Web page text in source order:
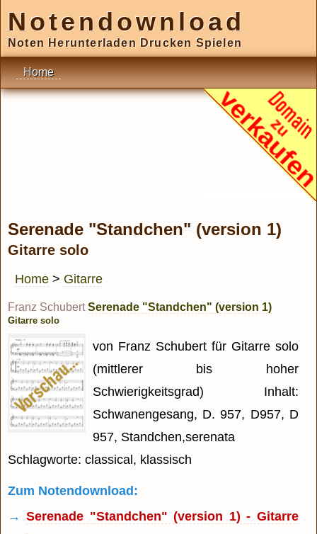
Notendownload
Noten Herunterladen Drucken Spielen
Home
Serenade "Standchen" (version 1)
Gitarre solo
Home > Gitarre
Franz Schubert Serenade "Standchen" (version 1)
Gitarre solo
von Franz Schubert für Gitarre solo
(mittlerer bis hoher
Schwierigkeitsgrad) Inhalt:
Schwanengesang, D. 957, D957, D
957, Standchen,serenata
Schlagworte: classical, klassisch
Zum Notendownload:
→Serenade "Standchen" (version 1) - Gitarre